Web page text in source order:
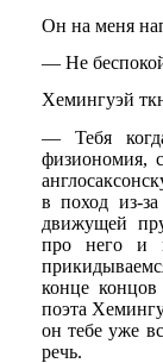
Он на меня
— Не
Хемингуэй
— Тебя
физиономия,
в поход из-
движущей
про него и
конце
поэта
он тебе уже
речь.